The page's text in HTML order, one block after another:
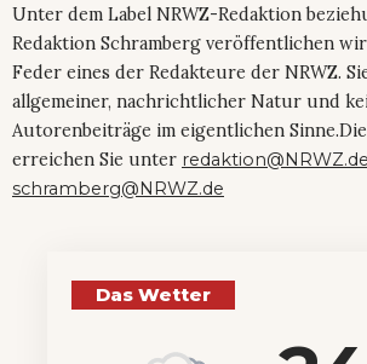
Unter dem Label NRWZ-Redaktion
Redaktion Schramberg veröffentlichen
Feder eines der Redakteure der NRWZ.
allgemeiner, nachrichtlicher Natur und
Autorenbeiträge im eigentlichen
erreichen Sie unter redaktion@NRWZ.de
schramberg@NRWZ.de
Das Wetter